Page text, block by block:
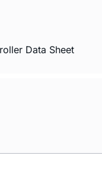
Data Sheet